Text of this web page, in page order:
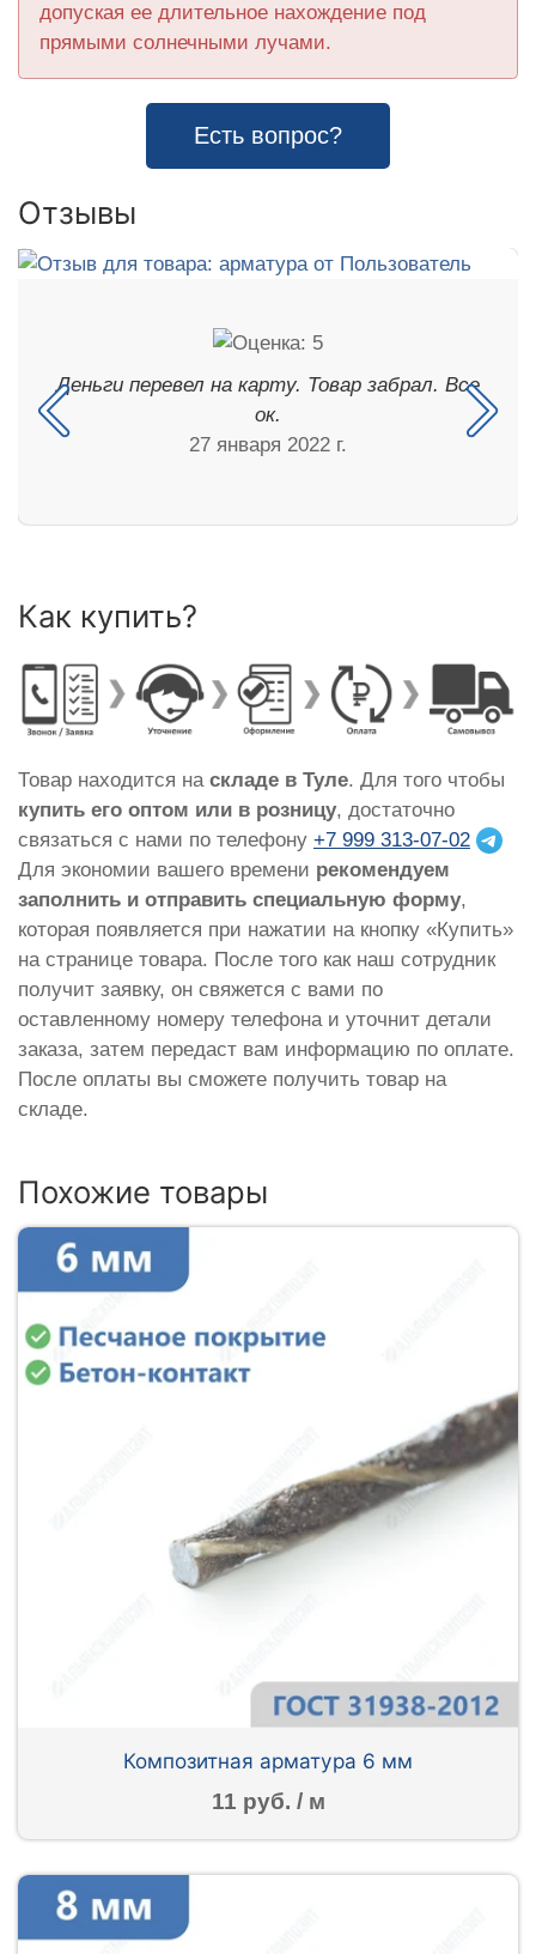
допуская ее длительное нахождение под
прямыми солнечными лучами.
Есть вопрос?
Отзывы
Деньги перевел на карту. Товар забрал. Все
ок.
27 января 2022 г.
Как купить?
Товар находится на складе в Туле. Для того чтобы
купить его оптом или в розницу, достаточно
связаться с нами по телефону +7 999 313-07-02
Для экономии вашего времени рекомендуем
заполнить и отправить специальную форму,
которая появляется при нажатии на кнопку «Купить»
на странице товара. После того как наш сотрудник
получит заявку, он свяжется с вами по
оставленному номеру телефона и уточнит детали
заказа, затем передаст вам информацию по оплате.
После оплаты вы сможете получить товар на
складе.
Похожие товары
Композитная арматура 6 мм
11 руб. / м